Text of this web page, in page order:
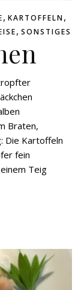
, KARTOFFELN,
, SONSTIGES
Braten,
Die Kartoffeln
fein
Teig